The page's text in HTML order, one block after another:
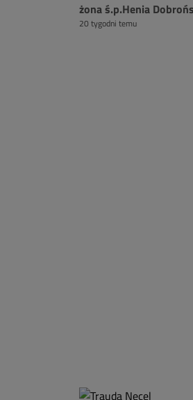
żona ś.p.Henia
20 tygodni temu